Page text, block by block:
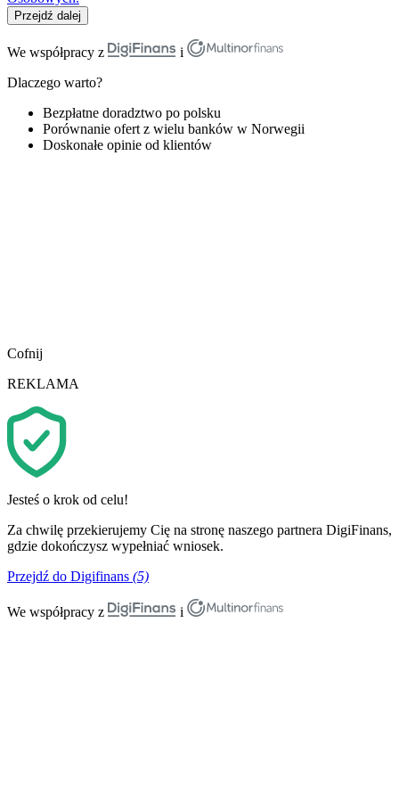
Przejdź dalej
We współpracy z
i
Dlaczego warto?
Bezpłatne doradztwo po polsku
Porównanie ofert z wielu banków w Norwegii
Doskonałe opinie od klientów
Cofnij
REKLAMA
Jesteś o krok od celu!
Za chwilę przekierujemy Cię na stronę naszego partnera DigiFinans,
gdzie dokończysz wypełniać wniosek.
Przejdź do Digifinans (5)
We współpracy z i